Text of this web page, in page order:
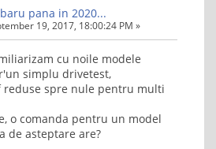
pana in 2020...
19, 2017, 18:00:24 PM »
cu noile modele
simplu drivetest,
spre nule pentru multi
o comanda pentru un model
de asteptare are?